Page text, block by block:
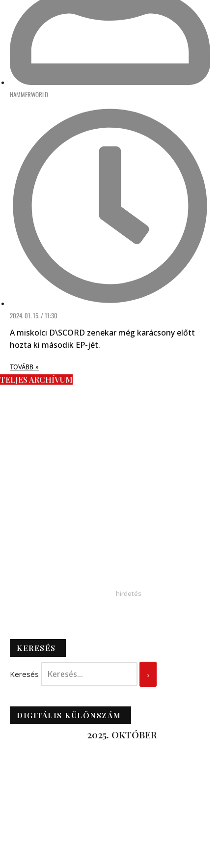
HAMMERWORLD
2024. 01. 15. / 11:30
A miskolci D\SCORD zenekar még karácsony előtt
hozta ki második EP-jét.
TOVÁBB »
TELJES ARCHÍVUM
KERESÉS
Keresés
DIGITÁLIS KÜLÖNSZÁM
2025. OKTÓBER